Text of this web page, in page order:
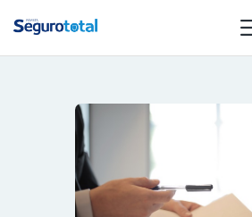
NOTÍCIAS
REVISTA
ESPECIAIS
GAIVOTA DE